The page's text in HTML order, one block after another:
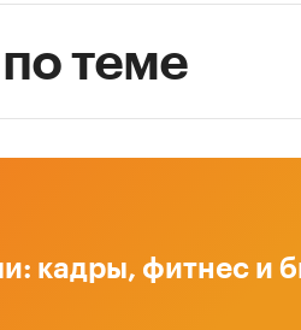
Составление
Основные блоки
Конкурентный
и Московской
теме
кадры, фитнес и